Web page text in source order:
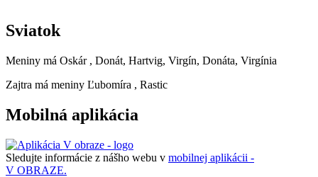
Sviatok
Meniny má Oskár , Donát, Hartvig, Virgín, Donáta, Virgínia
Zajtra má meniny Ľubomíra , Rastic
Mobilná aplikácia
Sledujte informácie z nášho webu v mobilnej aplikácii -
V OBRAZE.